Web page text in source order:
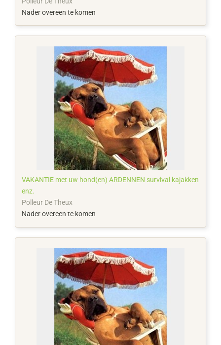
Nader overeen te komen
VAKANTIE met uw hond(en) ARDENNEN survival kajakken
enz.
Polleur De Theux
Nader overeen te komen